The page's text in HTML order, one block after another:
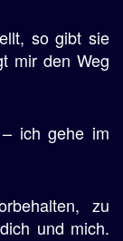
so gibt sie
mir den Weg
ich gehe im
zu
und mich.